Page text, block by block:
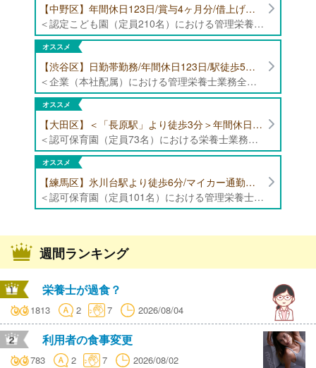
【中野区】年間休日123日/賞与4ヶ月分/借上げ住宅制度あり 認定こども園（定員210名）にて管理栄養士・栄養士募集！
＜認定こども園（定員210名）における管理栄養士・栄養士業務全般＞ ・管理栄養士、栄養士業務全般
オススメ
【渋谷区】日勤帯勤務/年間休日123日/駅徒歩5分/企業（本社配属）にて管理栄養士募集！
＜企業（本社配属）における管理栄養士業務全般＞ ・本社および在宅（週1日程度）で、運営・受託する保育園（約50箇所）の管理栄養士・マネジメント業務全般 ・調理指導、育成 ・調理代行※欠員時 ・衛生管理 ・献立作成 ・食材発注 ・園長、調理スタッフとの給食会議 ・クライアント企業との給食会議（食育等の企画提案） ・採用業務（面接・施設見学同行）など ・担当保育園の定期巡回（直行やオンライン対応あり） ※23区内の認可保育園や、事業所内保育園（市川市、古河市、厚木市・追浜等）
オススメ
【大田区】＜「長原駅」より徒歩3分＞年間休日120日以上/最大10連休取得可能/日勤帯勤務のみ 認可保育園（定員73名）にて、栄養士の募集！
＜認可保育園（定員73名）における栄養士業務全般＞ ・調理（朝おやつ・給食・おやつ・補食） ・盛付け、片づけ ・食育、保育室への給食ラウンド、事務業務 ・調理室のお掃除、備蓄の確認、発注など ※定員:73名(0歳児6名、1歳歳児10名、2歳児12名、3歳-5歳児各15名)
オススメ
【練馬区】氷川台駅より徒歩6分/マイカー通勤可能/年間休日120日/賞与高水準 認可保育園（定員101名）にて管理栄養士・栄養士・調理師募集！
＜認可保育園（定員101名）における管理栄養士・栄養士・調理師業務全般＞ ・調理業務全般 ・離乳食、アレルギー除去食対応 ・食育活動
週間ランキング
栄養士が過食？
1813 2 7 2026/08/04
利用者の食事変更
783 2 7 2026/08/02